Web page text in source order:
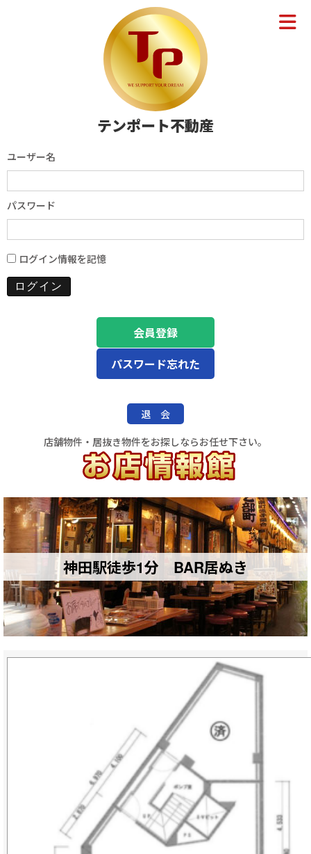
テンポート不動産
ユーザー名
パスワード
ログイン情報を記憶
会員登録
パスワード忘れた
退 会
店舗物件・居抜き物件をお探しならお任せ下さい。
神田駅徒歩1分 BAR居ぬき